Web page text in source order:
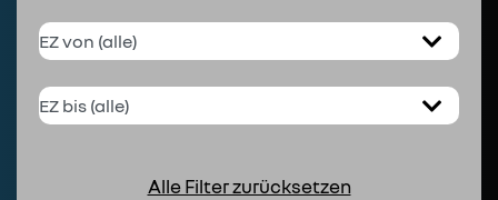
Alle Filter zurücksetzen